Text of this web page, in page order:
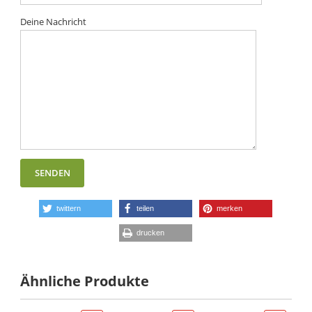
Deine Nachricht
twittern teilen merken
drucken
Ähnliche Produkte